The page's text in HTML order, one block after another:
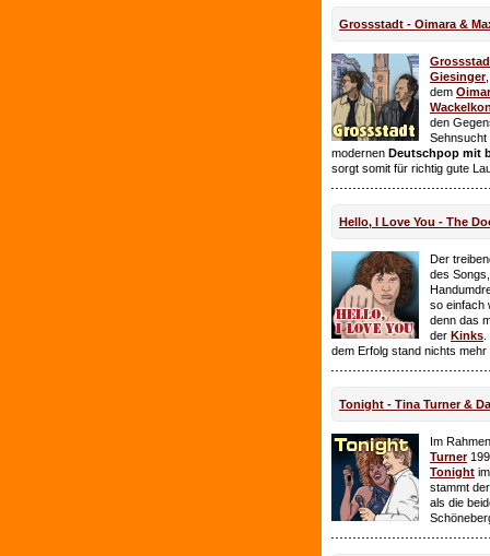
Grossstadt - Oimara &
Giesinger
dem
den
Sehnsucht
modernen Deutschpop mit
sorgt somit für richtig gute
Hello, I Love You - The
Der
des
so einfach
denn das
der Kinks
dem Erfolg stand nichts mehr
Tonight - Tina Turner &
Im
Turner
Tonight
stammt
als die